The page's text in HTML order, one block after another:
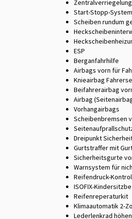
Start-Stopp-System
Scheiben rundum
ESP
Berganfahrhilfe
Airbags vorn für
Knieairbag
Beifahrerairbag
Airbag
Vorhangairbags
Scheibenbremsen
Dreipunkt
Gurtstraffer mit
Sicherheitsgurte
Warnsystem für
Reifendruck-
ISOFIX-
Reifenreperaturkit
Klimaautomatik 2-
Lederlenkrad